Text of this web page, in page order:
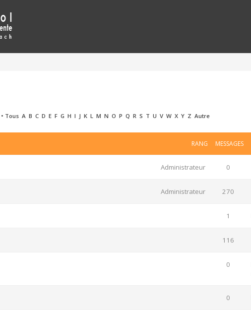
• Tous A B C D E F G H I J K L M N O P Q R S T U V W X Y Z Autre
RANG MESSAGES
Administrateur 0
Administrateur 270
1
116
0
0